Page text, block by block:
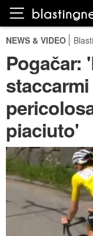
NEWS & VIDEO
Pogačar:
piaciuto'